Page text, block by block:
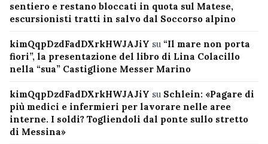
sentiero e restano bloccati in quota sul Matese,
escursionisti tratti in salvo dal Soccorso alpino
kimQqpDzdFadDXrkHWJAJiY su “Il mare non porta
fiori”, la presentazione del libro di Lina Colacillo
nella “sua” Castiglione Messer Marino
kimQqpDzdFadDXrkHWJAJiY su Schlein: «Pagare di
più medici e infermieri per lavorare nelle aree
interne. I soldi? Togliendoli dal ponte sullo stretto
di Messina»